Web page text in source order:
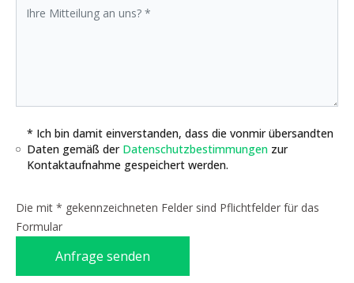
* Ich bin damit einverstanden, dass die vonmir übersandten
Daten gemäß der Datenschutzbestimmungen zur
Kontaktaufnahme gespeichert werden.
Die mit * gekennzeichneten Felder sind Pflichtfelder für das
Formular
Anfrage senden